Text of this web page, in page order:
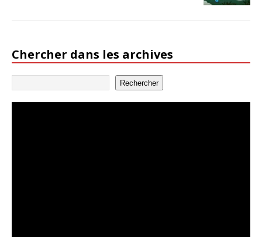
Chercher dans les archives
Rechercher